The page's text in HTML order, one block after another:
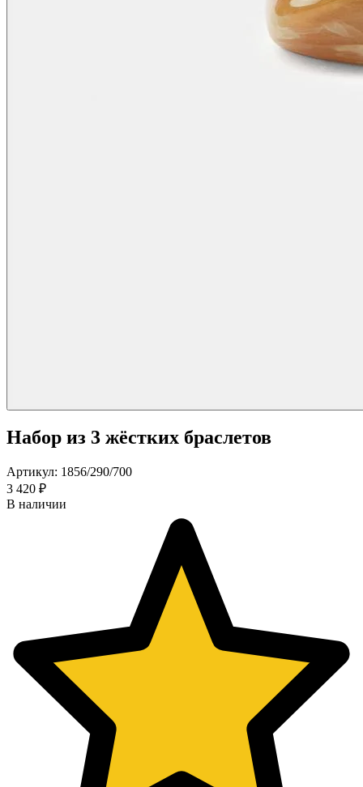
Набор из 3 жёстких браслетов
Артикул: 1856/290/700
3 420 ₽
В наличии